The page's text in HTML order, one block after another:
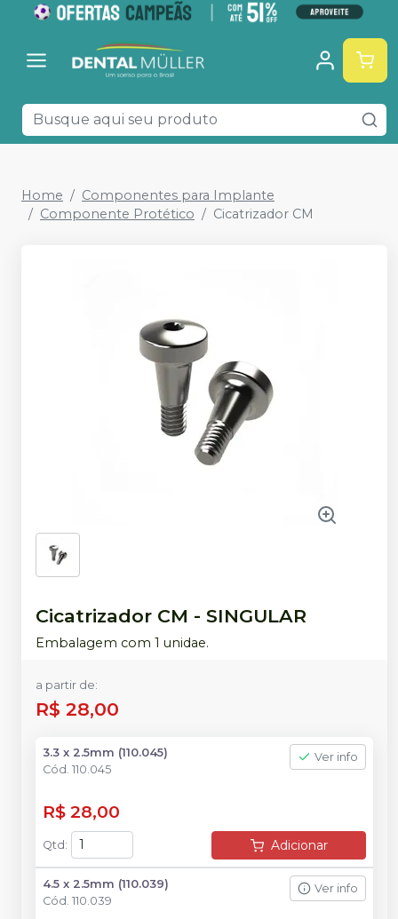
Home
Componentes para Implante
Componente Protético
Cicatrizador CM
Cicatrizador CM - SINGULAR
Embalagem com 1 unidae.
a partir de:
R$ 28,00
3.3 x 2.5mm (110.045)
Cód. 110.045
Ver info
R$ 28,00
Qtd : Adicionar
4.5 x 2.5mm (110.039)
Cód. 110.039
Ver info